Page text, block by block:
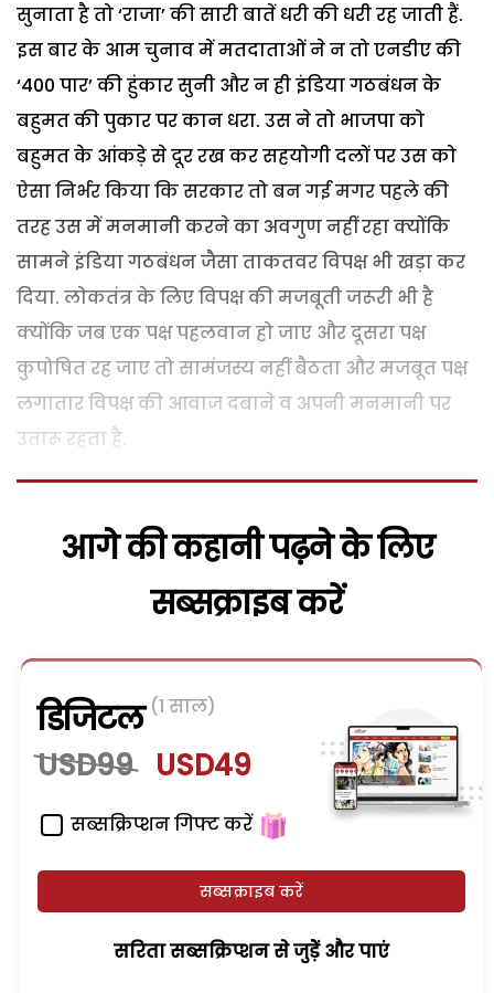
सुनाता है तो ‘राजा’ की सारी बातें धरी की धरी रह जाती हैं.
इस बार के आम चुनाव में मतदाताओं ने न तो एनडीए की
‘400 पार’ की हुंकार सुनी और न ही इंडिया गठबंधन के
बहुमत की पुकार पर कान धरा. उस ने तो भाजपा को
बहुमत के आंकड़े से दूर रख कर सहयोगी दलों पर उस को
ऐसा निर्भर किया कि सरकार तो बन गई मगर पहले की
तरह उस में मनमानी करने का अवगुण नहीं रहा क्योंकि
सामने इंडिया गठबंधन जैसा ताकतवर विपक्ष भी खड़ा कर
दिया. लोकतंत्र के लिए विपक्ष की मजबूती जरूरी भी है
क्योंकि जब एक पक्ष पहलवान हो जाए और दूसरा पक्ष
कुपोषित रह जाए तो सामंजस्य नहीं बैठता और मजबूत पक्ष
लगातार विपक्ष की आवाज दबाने व अपनी मनमानी पर
उतारू रहता है.
आगे की कहानी पढ़ने के लिए
सब्सक्राइब करें
डिजिटल (1 साल)
USD99 USD49
सब्सक्रिप्शन गिफ्ट करें
सब्सक्राइब करें
सरिता सब्सक्रिप्शन से जुड़ेें और पाएं